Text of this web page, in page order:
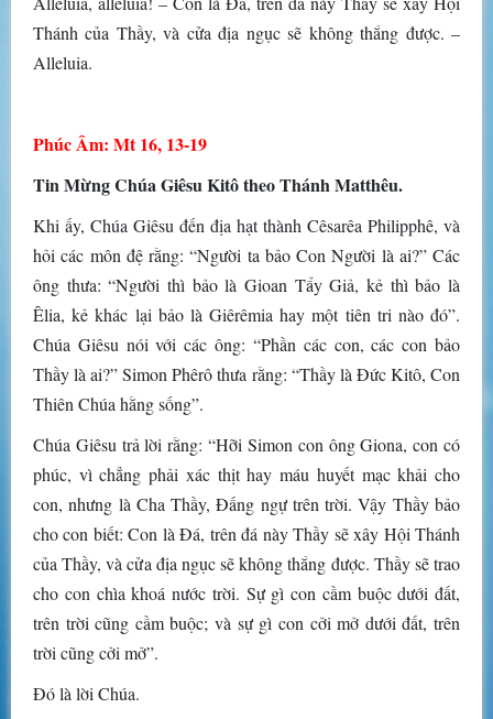
Thánh của Thầy, và cửa địa ngục sẽ không thắng được. –
Alleluia.
Phúc Âm: Mt 16, 13-19
Tin Mừng Chúa Giêsu Kitô theo Thánh Matthêu.
Khi ấy, Chúa Giêsu đến địa hạt thành Cêsarêa Philipphê, và
hỏi các môn đệ rằng: “Người ta bảo Con Người là ai?” Các
ông thưa: “Người thì bảo là Gioan Tẩy Giả, kẻ thì bảo là
Êlia, kẻ khác lại bảo là Giêrêmia hay một tiên tri nào đó”.
Chúa Giêsu nói với các ông: “Phần các con, các con bảo
Thầy là ai?” Simon Phêrô thưa rằng: “Thầy là Ðức Kitô, Con
Thiên Chúa hằng sống”.
Chúa Giêsu trả lời rằng: “Hỡi Simon con ông Giona, con có
phúc, vì chẳng phải xác thịt hay máu huyết mạc khải cho
con, nhưng là Cha Thầy, Ðấng ngự trên trời. Vậy Thầy bảo
cho con biết: Con là Ðá, trên đá này Thầy sẽ xây Hội Thánh
của Thầy, và cửa địa ngục sẽ không thắng được. Thầy sẽ trao
cho con chìa khoá nước trời. Sự gì con cầm buộc dưới đất,
trên trời cũng cầm buộc; và sự gì con cởi mở dưới đất, trên
trời cũng cởi mở”.
Ðó là lời Chúa.